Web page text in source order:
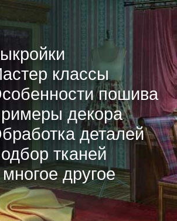
классы
пошива
декора
деталей
тканей
другое